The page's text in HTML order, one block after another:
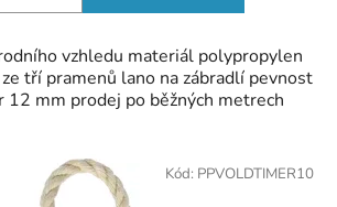
vzhledu materiál polypropylen
tří pramenů lano na zábradlí pevnost
12 mm prodej po běžných metrech
Kód: PPVOLDTIMER10